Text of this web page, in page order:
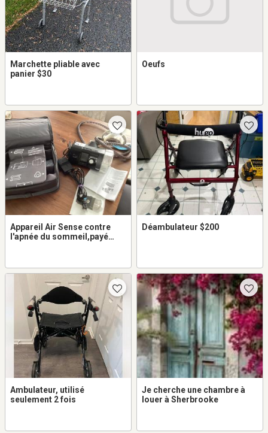
Marchette pliable avec
panier $30
Oeufs
Appareil Air Sense contre
l'apnée du sommeil,payé
seulement.
Déambulateur $200
Ambulateur, utilisé
seulement 2 fois
Je cherche une chambre à
louer à Sherbrooke